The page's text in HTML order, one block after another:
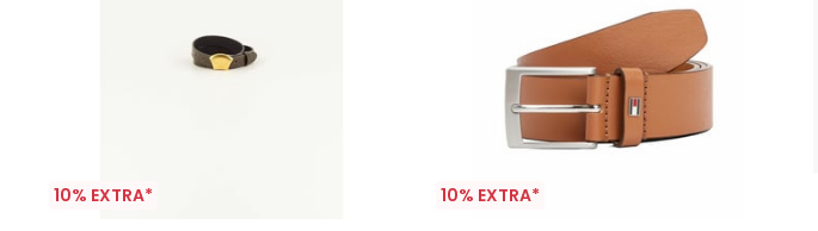
10% EXTRA* 10% EXTRA*